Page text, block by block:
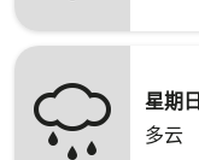
星期日
多云